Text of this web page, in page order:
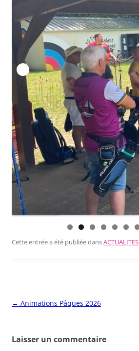
Cette entrée a été publiée dansACTUALITES
Navigation
← Animations Pâques 2026
Laisser un commentaire